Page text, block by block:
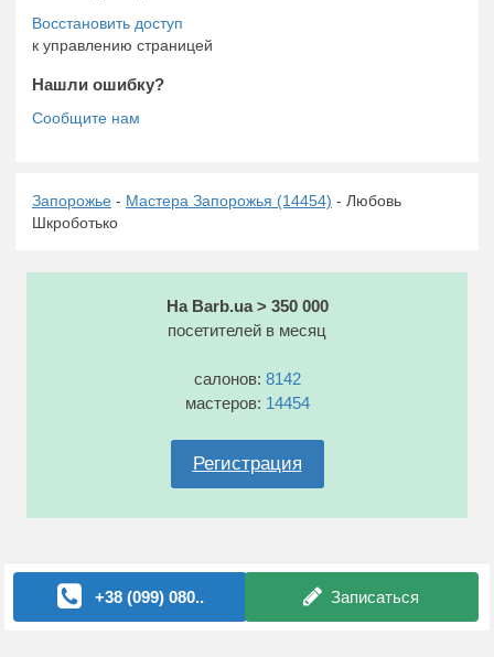
к управлению страницей
Нашли ошибку?
Запорожье - Мастера Запорожья (14454) - Любовь
Шкроботько
На Barb.ua > 350 000
посетителей в месяц
салонов: 8142
мастеров: 14454
Регистрация
+38 (099) 080.. Записаться